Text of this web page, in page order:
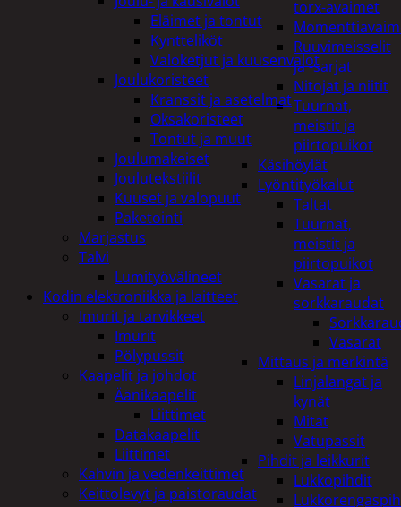
torx-avaimet
Ruuvimeisselit
ja -sarjat
Nitojat ja niitit
Tuurnat,
meistit ja
piirtopuikot
Käsihöylät
Lyöntityökalut
Taltat
Tuurnat,
meistit ja
piirtopuikot
Vasarat ja
sorkkaraudat
Vasarat
Mittaus ja merkintä
Linjalangat ja
kynät
Mitat
Vatupassit
Pihdit ja leikkurit
Lukkopihdit
Eläimet ja tontut
Kyntteliköt
Valoketjut ja kuusenvalot
Joulukoristeet
Kranssit ja asetelmat
Oksakoristeet
Tontut ja muut
Joulumakeiset
Joulutekstiilit
Kuuset ja valopuut
Paketointi
Marjastus
Talvi
Lumityövälineet
Kodin elektroniikka ja laitteet
Imurit ja tarvikkeet
Imurit
Pölypussit
Kaapelit ja johdot
Äänikaapelit
Liittimet
Datakaapelit
Liittimet
Kahvin ja vedenkeittimet
Keittolevyt ja paistoraudat